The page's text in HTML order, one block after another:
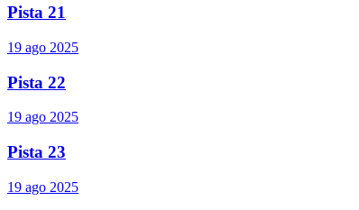
Pista 21
19 ago 2025
Pista 22
19 ago 2025
Pista 23
19 ago 2025